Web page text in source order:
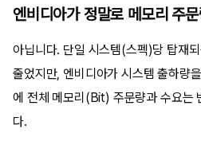
엔비디아가 정말로 메모리 주
아닙니다. 단일 시스템(스펙)당 탑재
줄었지만, 엔비디아가 시스템 출하량
에 전체 메모리(Bit) 주문량과 수요는
다.